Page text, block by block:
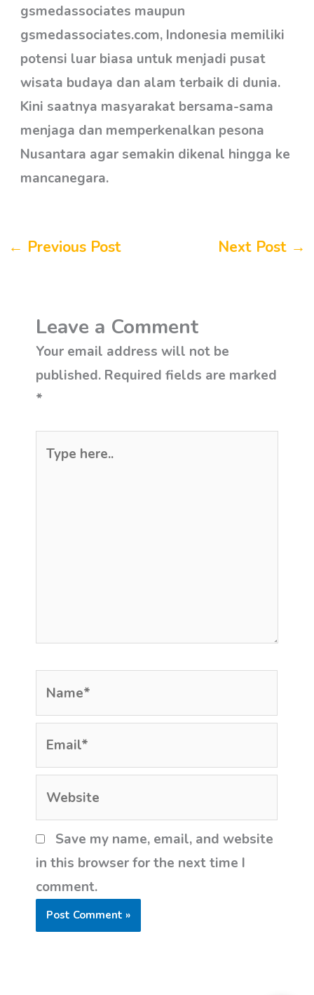
gsmedassociates maupun
gsmedassociates.com, Indonesia memiliki
potensi luar biasa untuk menjadi pusat
wisata budaya dan alam terbaik di dunia.
Kini saatnya masyarakat bersama-sama
menjaga dan memperkenalkan pesona
Nusantara agar semakin dikenal hingga ke
mancanegara.
← Previous Post Next Post →
Leave a Comment
Your email address will not be
published. Required fields are marked
*
here..
Save my name, email, and website
in this browser for the next time I
comment.